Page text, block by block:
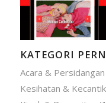
KATEGORI
Acara & Persidangan
Kesihatan &